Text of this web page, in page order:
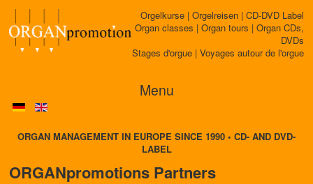
Orgelkurse | Orgelreisen | CD-DVD Label
Organ classes | Organ tours | Organ CDs,
DVDs
Stages d'orgue | Voyages autour de l'orgue
Menu
ORGAN MANAGEMENT IN EUROPE SINCE 1990 • CD- AND DVD-
LABEL
ORGANpromotions Partners